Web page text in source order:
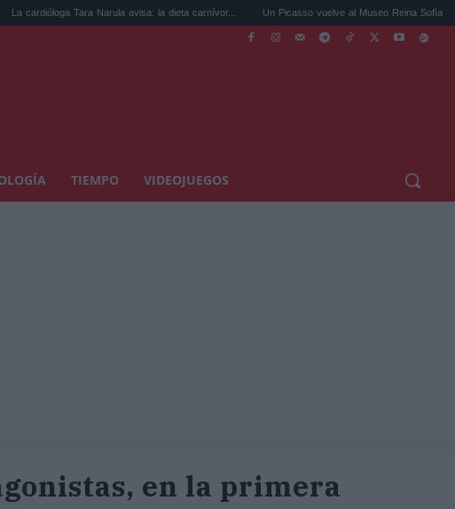
Tara Narula avisa: la dieta carnívor... Un Picasso vuelve al Museo Reina Sofía de Madrid t...
TIEMPO VIDEOJUEGOS
en la primera